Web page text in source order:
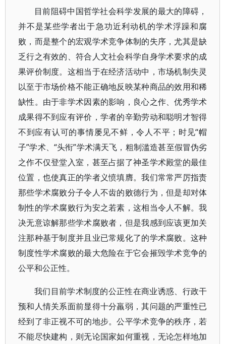
目前阻碍中国哲学社会科学发展的最大的障碍，
并不是某些学者出于急功近利动机的学术浮躁和腐
败，而是整个的宏观学术竞争体制的失序，尤其是缺
乏行之有效的、符合人文社会科学自身学术要求的成
果评价制度。这相当于在经济活动中，市场机制失灵
以至于市场价格不能正确地反映某种商品的效用和稀
缺性。由于非学术因素的影响，良心之作、优秀学术
成果得不到应有评价，学者的辛勤劳动和聪明才智得
不到应有认可的事情屡见不鲜，令人不平；时见“帽
子”学术、“头衔”学术满天飞，粗制滥造甚至假冒伪劣
之作不仅登堂入室，甚至占据了神圣学术殿堂的最佳
位置，也使真正的学者义愤填膺。我们常常严厉指责
那些学术腐败分子令人不齿的败德行为，但是却对体
制性的学术腐败行为安之若素，这相当令人不解。我
决无意谅解那些学术腐败者，但是我感到应该更加关
注那种基于制度并且业已常规化了的学术腐败。这种
制度性学术腐败的最大危险在于它会摧毁学术竞争的
公平和公正性。
我们目前学术制度的公正性在商业诱惑、行政干
预和人情关系面前显得十分羸弱，其问题的严重性已
经到了非正视不可的地步。公平学术竞争的秩序，若
不能尽快建构，则无论国家如何重视，无论怎样地加